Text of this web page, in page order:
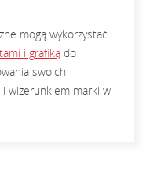
mogą wykorzystać
i grafiką do
swoich
wizerunkiem marki w